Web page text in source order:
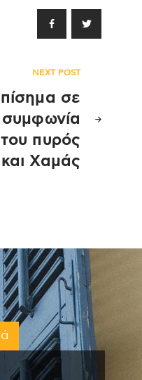
NEXT POST
σε
πυρός
Χαμάς